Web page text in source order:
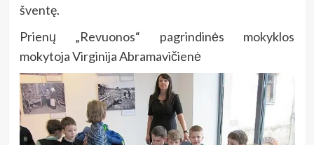
šventę.
Prienų „Revuonos“ pagrindinės mokyklos
mokytoja Virginija Abramavičienė